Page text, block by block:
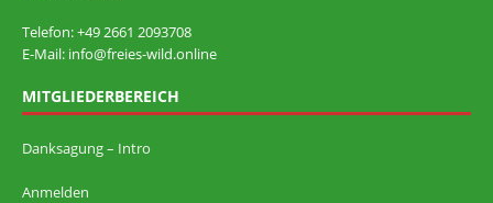
Telefon: +49 ‭2661 2093708
E-Mail: info@freies-wild.online
MITGLIEDERBEREICH
Danksagung – Intro
Anmelden